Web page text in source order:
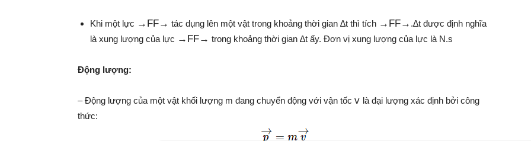
Khi một lực → FF→ tác dụng lên một vật trong khoảng thời gian ∆t thì tích → FF→ .∆t được định nghĩa
là xung lượng của lực → FF→ trong khoảng thời gian ∆t ấy. Đơn vị xung lượng của lực là N.s
Động lượng:
– Động lượng của một vật khối lượng m đang chuyển động với vận tốc v là đại lượng xác định bởi công
thức: